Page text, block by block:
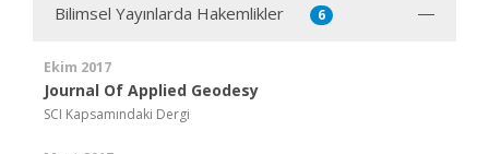
Bilimsel Yayınlarda Hakemlikler 6
Ekim 2017
Journal Of Applied Geodesy
SCI Kapsamındaki Dergi